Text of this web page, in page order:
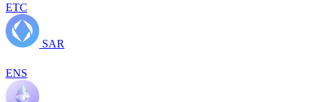
ETC
SAR
ENS